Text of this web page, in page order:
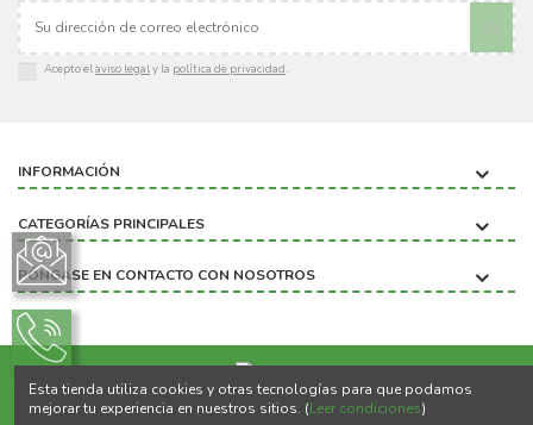
Acepto elaviso legaly la política de privacidad.
INFORMACIÓN
CATEGORÍAS PRINCIPALES
PÓNGASE EN CONTACTO CON NOSOTROS
Copyright ©2020 BIOBICHO
Esta tienda utiliza cookies y otras tecnologías para que podamos
mejorar tu experiencia en nuestros sitios. (Leer condiciones)